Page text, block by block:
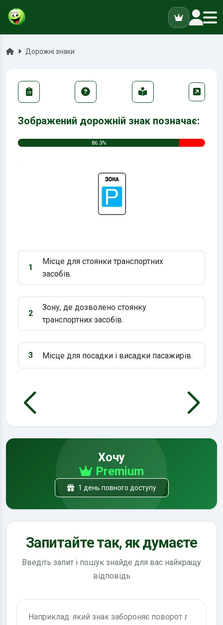
ГоловнаДорожні знаки
Зображений дорожній знак позначає:
86.3%
Варіант 1:
1
Місце для стоянки транспортних
засобів.
Варіант 2:
2
Зону, де дозволено стоянку
транспортних засобів.
Варіант 3:
3 Місце для посадки і висадки пасажирів.
Хочу
Premium
1 день повного доступу
Запитайте так, як думаєте
Введіть запит і пошук знайде для вас найкращу
відповідь